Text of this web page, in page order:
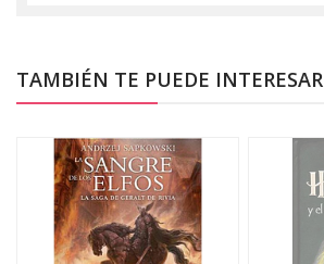
TAMBIÉN TE PUEDE INTERESAR